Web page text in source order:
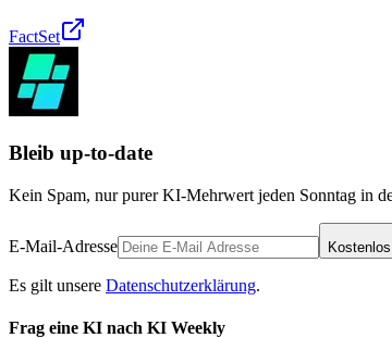
FactSet
Bleib up-to-date
Kein Spam, nur purer KI-Mehrwert jeden Sonntag in
E-Mail-Adresse
Es gilt unsere Datenschutzerklärung.
Frag eine KI nach KI Weekly